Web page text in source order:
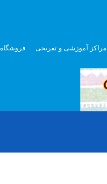
مراکز آموزشی و تفریحی فروشگاه